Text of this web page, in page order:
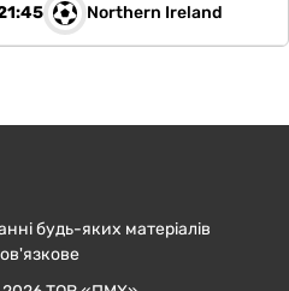
Northern Ireland
будь-яких матеріалів